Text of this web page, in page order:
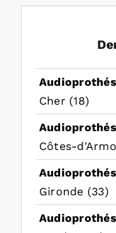
Cher (18)
Côtes-
Gironde (33)